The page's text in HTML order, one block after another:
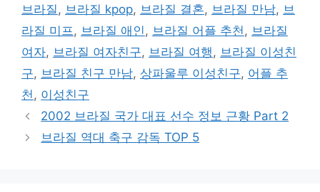
브라질, 브라질 kpop, 브라질 결혼, 브라질 만남, 브
라질 미프, 브라질 애인, 브라질 어플 추천, 브라질
여자, 브라질 여자친구, 브라질 여행, 브라질 이성친
구, 브라질 친구 만남, 상파울루 이성친구, 어플 추
천, 이성친구
2002 브라질 국가 대표 선수 정보 근황 Part 2
브라질 역대 축구 감독 TOP 5